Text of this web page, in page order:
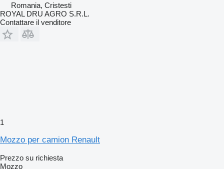
Romania, Cristesti
ROYAL DRU AGRO S.R.L.
Contattare il venditore
1
Mozzo per camion Renault
Prezzo su richiesta
Mozzo